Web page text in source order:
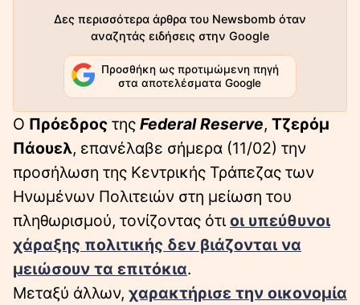
Δες περισσότερα άρθρα του Newsbomb όταν
αναζητάς ειδήσεις στην Google
Προσθήκη ως προτιμώμενη πηγή
στα αποτελέσματα Google
Ο Πρόεδρος της Federal Reserve, Τζερόμ
Πάουελ, επανέλαβε σήμερα (11/02) την
προσήλωση της Κεντρικής Τράπεζας των
Ηνωμένων Πολιτειών στη μείωση του
πληθωρισμού, τονίζοντας ότι οι υπεύθυνοι
χάραξης πολιτικής δεν βιάζονται να
μειώσουν τα επιτόκια.
Μεταξύ άλλων, χαρακτήρισε την οικονομία